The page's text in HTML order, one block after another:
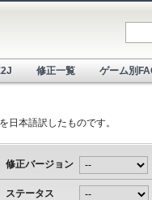
修正一覧 ゲーム別
日本語訳したものです。
修正バージョン
ステータス